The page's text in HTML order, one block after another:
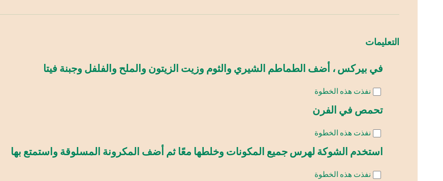
التعليمات
في بيركس ، أضف الطماطم الشيري والثوم وزيت الزيتون والملح والفلفل وجبنة فيتا
نفذت هذه الخطوة
تحمص في الفرن
نفذت هذه الخطوة
استخدم الشوكة لهرس جميع المكونات وخلطها معًا ثم أضف المكرونة المسلوقة واستمتع بها
نفذت هذه الخطوة